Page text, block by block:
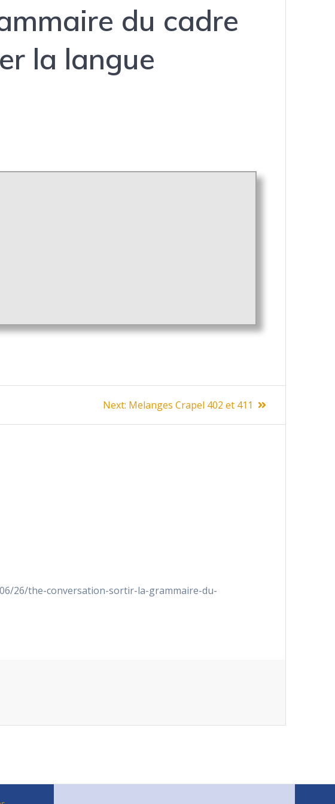
du cadre
la langue
Next: Next
Melanges Crapel 402 et 411
26/the-conversation-sortir-la-grammaire-du-